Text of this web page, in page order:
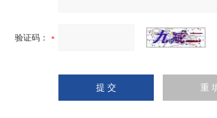
验证码：